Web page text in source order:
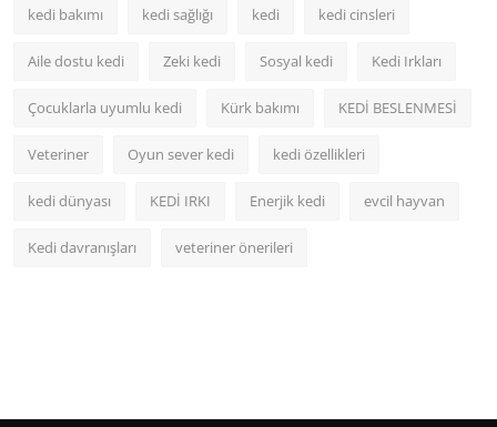
kedi bakımı kedi sağlığı kedi kedi cinsleri
Aile dostu kedi Zeki kedi Sosyal kedi Kedi Irkları
Çocuklarla uyumlu kedi Kürk bakımı KEDİ BESLENMESİ
Veteriner Oyun sever kedi kedi özellikleri
kedi dünyası KEDİ IRKI Enerjik kedi evcil hayvan
Kedi davranışları veteriner önerileri